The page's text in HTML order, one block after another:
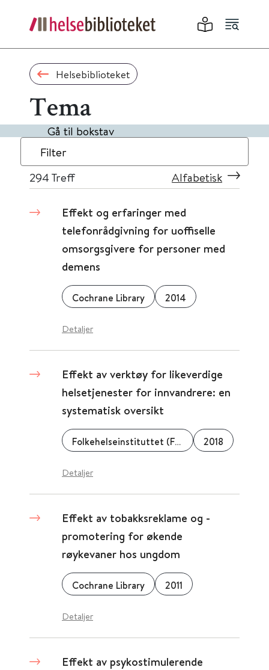
Helsebiblioteket
Tema
Gå til bokstav
Filter
294 Treff Alfabetisk
Effekt og erfaringer med
telefonrådgivning for uoffiselle
omsorgsgivere for personer med
demens
Cochrane Library 2014
Detaljer
Effekt av verktøy for likeverdige
helsetjenester for innvandrere: en
systematisk oversikt
Folkehelseinstituttet (FHI) 2018
Detaljer
Effekt av tobakksreklame og -
promotering for økende
røykevaner hos ungdom
Cochrane Library 2011
Detaljer
Effekt av psykostimulerende